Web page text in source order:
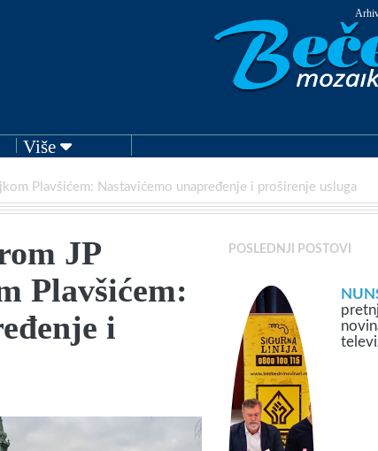
Više
Plavšićem: Nastavićemo unapređenje i proširenje usluga
JP
Plavšićem:
i
POSLEDNJI POSTOVI